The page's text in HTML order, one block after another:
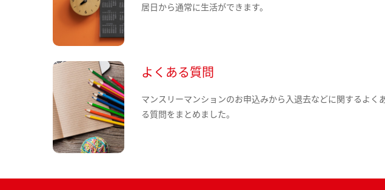
居日から通常に生活ができます。
よくある質問
マンスリーマンションのお申込みから入退去などに関するよく
る質問をまとめました。